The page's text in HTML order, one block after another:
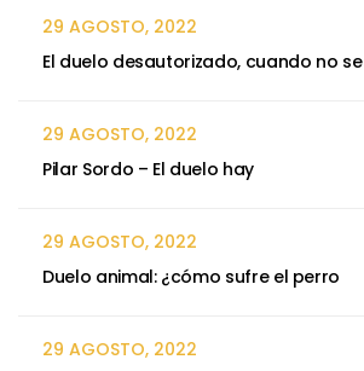
29 AGOSTO, 2022
El duelo desautorizado, cuando no se
29 AGOSTO, 2022
Pilar Sordo – El duelo hay
29 AGOSTO, 2022
Duelo animal: ¿cómo sufre el perro
29 AGOSTO, 2022